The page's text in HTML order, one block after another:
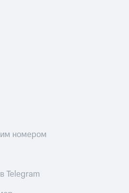
номером
Telegram